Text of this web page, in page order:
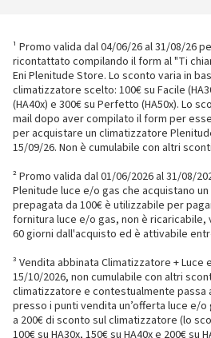
¹ Promo valida dal 04/06/26 al 31/08/26
ricontattato compilando il form al "Ti
Eni Plenitude Store. Lo sconto varia in
climatizzatore scelto: 100€ su Facile
(HA40x) e 300€ su Perfetto (HA50x). Lo
mail dopo aver compilato il form per
per acquistare un climatizzatore
15/09/26. Non è cumulabile con altri
² Promo valida dal 01/06/2026 al 31/08/
Plenitude luce e/o gas che acquistano
prepagata da 100€ è utilizzabile per
fornitura luce e/o gas, non è ricaricabile,
60 giorni dall'acquisto ed è attivabile
³ Vendita abbinata Climatizzatore + Luce
15/10/2026, non cumulabile con altri
climatizzatore e contestualmente passa
presso i punti vendita un’offerta luce e/
a 200€ di sconto sul climatizzatore (lo
100€ su HA30x, 150€ su HA40x e 200€ su